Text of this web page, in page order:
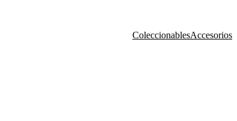
ColeccionablesAccesorios